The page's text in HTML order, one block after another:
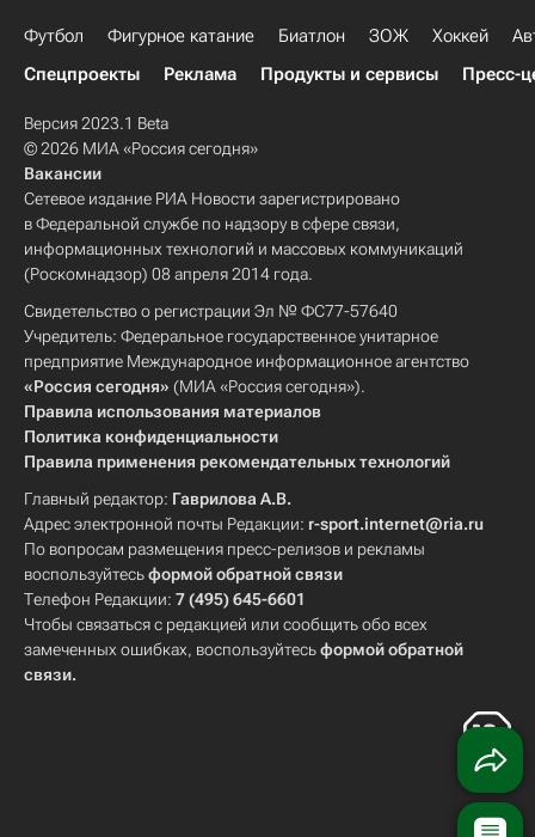
Футбол Фигурное катание Биатлон ЗОЖ Хоккей
Спецпроекты
Реклама Продукты и сервисы Пресс-
Версия 2023.1 Beta
© 2026 МИА «Россия сегодня»
Вакансии
Сетевое издание РИА Новости зарегистрировано
в Федеральной службе по надзору в сфере связи,
информационных технологий и массовых коммуникаций
(Роскомнадзор) 08 апреля 2014 года.
Свидетельство о регистрации Эл № ФС77-57640
Учредитель: Федеральное государственное унитарное
предприятие Международное информационное агентство
«Россия сегодня» (МИА «Россия сегодня»).
Правила использования материалов
Политика конфиденциальности
Правила применения рекомендательных технологий
Главный редактор: Гаврилова А.В.
Адрес электронной почты Редакции: r-sport.internet@ria.ru
По вопросам размещения пресс-релизов и рекламы
воспользуйтесьформой обратной связи
Телефон Редакции: 7 (495) 645-6601
Чтобы связаться с редакцией или сообщить обо всех
замеченных ошибках, воспользуйтесьформой обратной
связи.